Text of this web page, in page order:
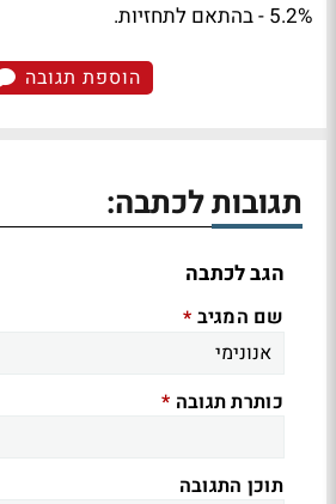
5.2% - בהתאם לתחזיות.
הוספת תגובה
תגובות לכתבה:
הגב לכתבה
שם המגיב *
כותרת תגובה *
תוכן התגובה